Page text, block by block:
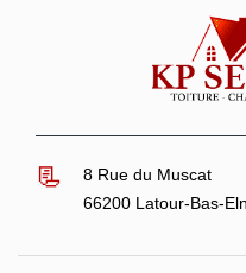
8 Rue du Muscat
66200 Latour-Bas-